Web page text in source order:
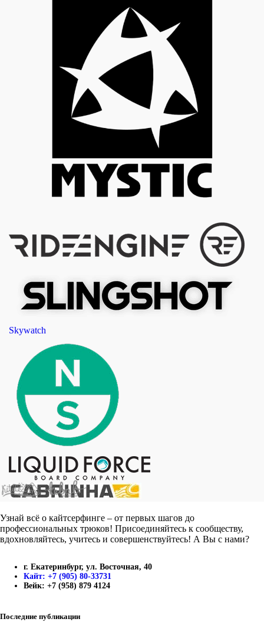
Skywatch
Узнай всё о кайтсерфинге – от первых шагов до
профессиональных трюков! Присоединяйтесь к сообществу,
вдохновляйтесь, учитесь и совершенствуйтесь! А Вы с нами?
г. Екатеринбург, ул. Восточная, 40
Кайт: +7 (905) 80-33731
Вейк: +7 (958) 879 4124
Последние публикации